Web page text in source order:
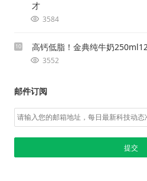
才
3584
10 高钙低脂！金典纯牛奶
3552
邮件订阅